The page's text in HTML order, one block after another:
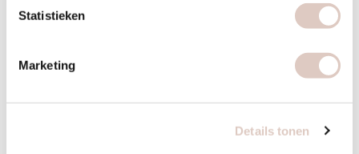
Statistieken
Marketing
Details tonen